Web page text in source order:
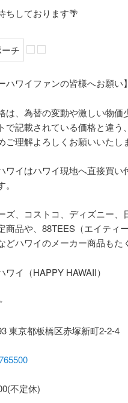
ちしております🌴
ハワイファンの皆様へお願い】
は、為替の変動や激しい物
で記載されている価格と違
ご理解よろしくお願いいたし
ワイはハワイ現地へ直接買
ズ、コストコ、ディズニー
品や、 88TEES （エイティ
どハワイのメーカー商品もた
ワイ（HAPPY HAWAII）
東京都板橋区赤塚新町2-2-4
不定休)